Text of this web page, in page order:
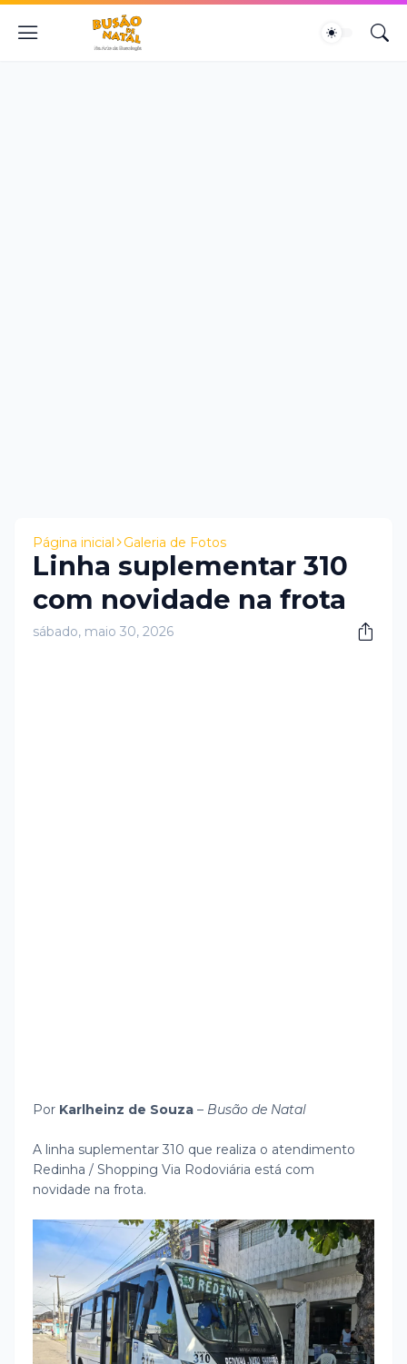
Página inicial Galeria de Fotos
Linha suplementar 310
com novidade na frota
sábado, maio 30, 2026
Por Karlheinz de Souza – Busão de Natal
A linha suplementar 310 que realiza o atendimento
Redinha / Shopping Via Rodoviária está com
novidade na frota.